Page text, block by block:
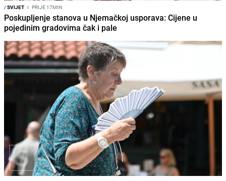
/SVIJET I PRIJE 17MIN
Poskupljenje stanova u Njemačkoj usporava: Cijene u
pojedinim gradovima čak i pale